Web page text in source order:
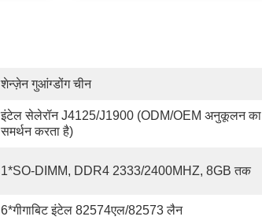
शेन्ज़ेन गुआंग्डोंग चीन
इंटेल सेलेरॉन J4125/J1900 (ODM/OEM अनुकूलन का
समर्थन करता है)
1*SO-DIMM, DDR4 2333/2400MHZ, 8GB तक
6*गीगाबिट इंटेल 82574एल/82573 लैन